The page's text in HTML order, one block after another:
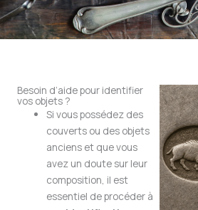
Besoin d’aide pour identifier
vos objets ?
Si vous possédez des
couverts ou des objets
anciens et que vous
avez un doute sur leur
composition, il est
essentiel de procéder à